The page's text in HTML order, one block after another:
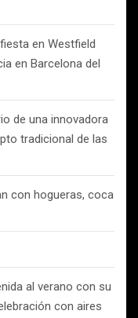
en Westfield
en Barcelona del
de una innovadora
tradicional de las
con hogueras, coca
al verano con su
con aires